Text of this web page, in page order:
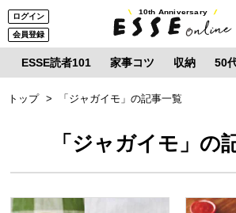
ログイン
会員登録
10th Anniversary
ESSE読者101 家事コツ 収納 50
トップ 「ジャガイモ」の記事一覧
「ジャガイモ」の